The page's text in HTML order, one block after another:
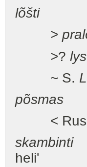
lõšti
>
>?
~ S.
põsmas
<
skambinti
heli'